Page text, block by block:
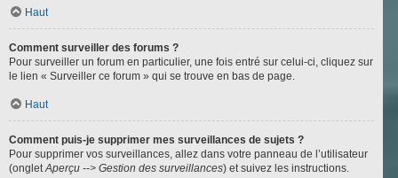
Haut
Comment surveiller des forums ?
Pour surveiller un forum en particulier, une fois entré sur celui-ci, cliquez sur
le lien « Surveiller ce forum » qui se trouve en bas de page.
Haut
Comment puis-je supprimer mes surveillances de sujets ?
Pour supprimer vos surveillances, allez dans votre panneau de l’utilisateur
(ongletAperçu --> Gestion des surveillances) et suivez les instructions.